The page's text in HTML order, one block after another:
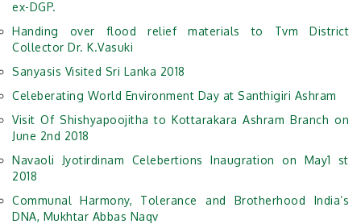
ex-DGP.
Handing over flood relief materials to Tvm District
Collector Dr. K.Vasuki
Sanyasis Visited Sri Lanka 2018
Celeberating World Environment Day at Santhigiri Ashram
Visit Of Shishyapoojitha to Kottarakara Ashram Branch on
June 2nd 2018
Navaoli Jyotirdinam Celebertions Inaugration on May1 st
2018
Communal Harmony, Tolerance and Brotherhood India’s
DNA, Mukhtar Abbas Naqv